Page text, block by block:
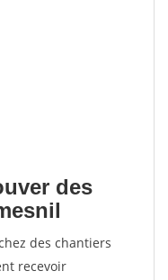
des
des chantiers
recevoir